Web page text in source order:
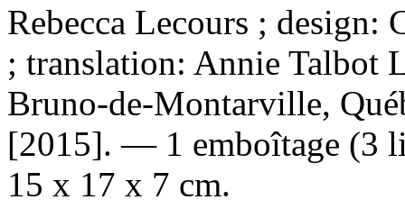
Rebecca Lecours ; design:
; translation: Annie Talbot
Bruno-de-Montarville,
[2015]. — 1 emboîtage (3
15 x 17 x 7 cm.